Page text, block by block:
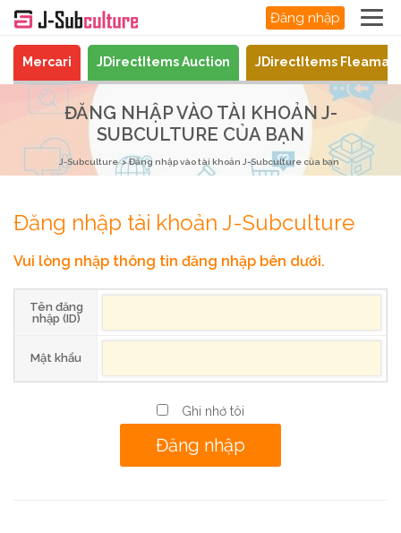
Đăng nhập
Mercari JDirectItems Auction JDirectItems
ĐĂNG NHẬP VÀO TÀI KHOẢN J-
SUBCULTURE CỦA BẠN
J-Subculture Đăng nhập vào tài khoản J-Subculture của bạn
Đăng nhập tài khoản J-Subculture
Vui lòng nhập thông tin đăng nhập bên dưới.
Tên đăng
nhập (ID)
Mật khẩu
Ghi nhớ tôi